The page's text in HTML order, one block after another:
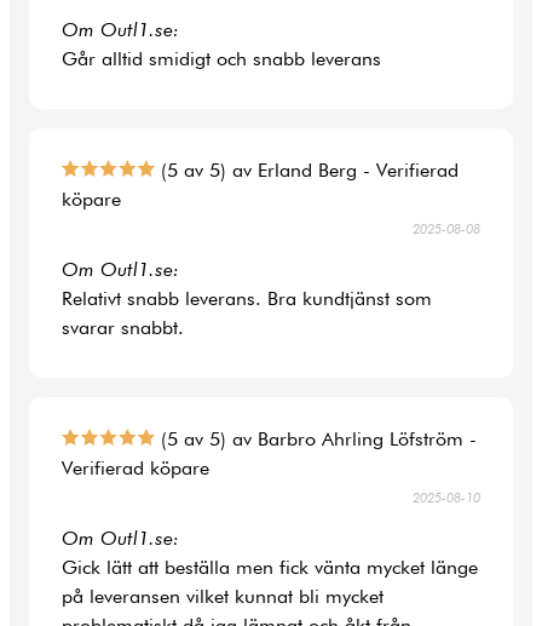
Om Outl1.se:
Går alltid smidigt och snabb leverans
(5 av 5) av Erland Berg - Verifierad
köpare
2025-08-08
Om Outl1.se:
Relativt snabb leverans. Bra kundtjänst som
svarar snabbt.
(5 av 5) av Barbro Ahrling Löfström -
Verifierad köpare
2025-08-10
Om Outl1.se:
Gick lätt att beställa men fick vänta mycket länge
på leveransen vilket kunnat bli mycket